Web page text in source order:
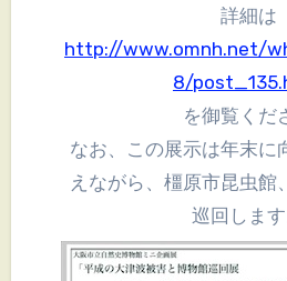
詳細は
http://www.omnh.net/
8/
を御覧くだ
なお、この展示は年末に
えながら、橿原市昆虫館
巡回します